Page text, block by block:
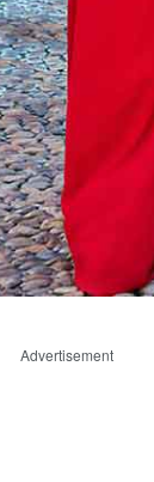
Advertisement